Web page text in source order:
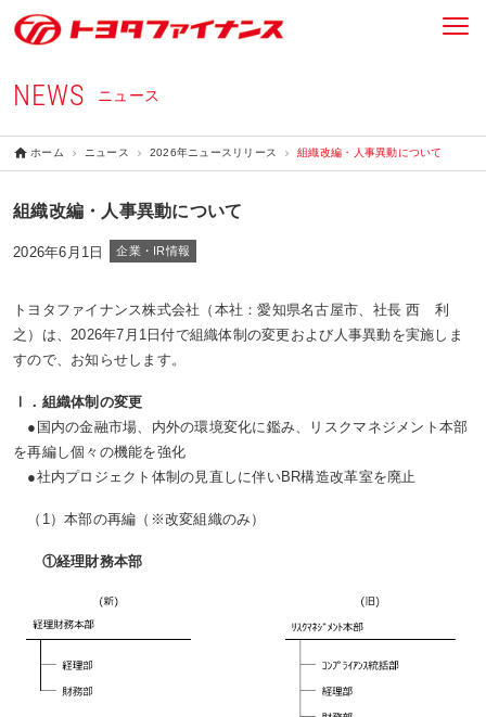
NEWS ニュース
ホーム ニュース 2026年ニュースリリース 組織改編・人事異動について
組織改編・人事異動について
2026年6月1日 企業・IR情報
トヨタファイナンス株式会社（本社：愛知県名古屋市、社長 西 利
之）は、2026年7月1日付で組織体制の変更および人事異動を実施しま
すので、お知らせします。
Ⅰ．組織体制の変更
●国内の金融市場、内外の環境変化に鑑み、リスクマネジメント本部
を再編し個々の機能を強化
●社内プロジェクト体制の見直しに伴いBR構造改革室を廃止
（1）本部の再編（※改変組織のみ）
①経理財務本部